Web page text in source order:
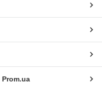
Prom.ua